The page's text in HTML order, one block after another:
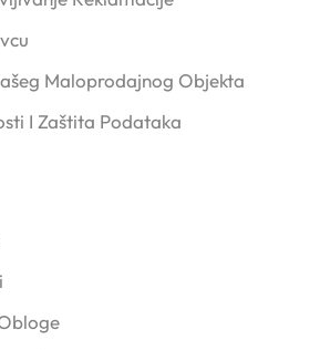
Maloprodajnog Objekta
I Zaštita Podataka